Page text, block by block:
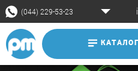
(044) 229-53-23
КАТАЛОГ